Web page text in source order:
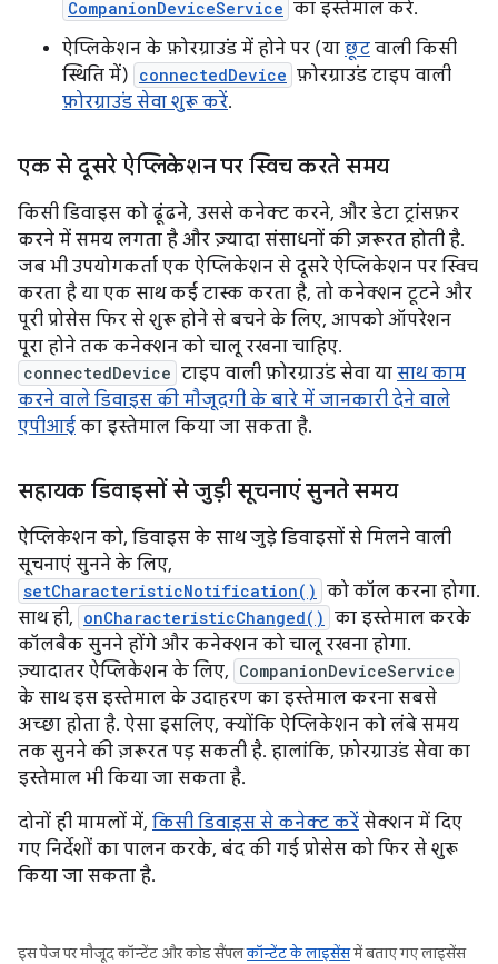
CompanionDeviceService का इस्तेमाल करें.
ऐप्लिकेशन के फ़ोरग्राउंड में होने पर (या छूट वाली किसी
स्थिति में) connectedDevice फ़ोरग्राउंड टाइप वाली
फ़ोरग्राउंड सेवा शुरू करें.
एक से दूसरे ऐप्लिकेशन पर स्विच करते समय
किसी डिवाइस को ढूंढने, उससे कनेक्ट करने, और डेटा ट्रांसफ़र
करने में समय लगता है और ज़्यादा संसाधनों की ज़रूरत होती है.
जब भी उपयोगकर्ता एक ऐप्लिकेशन से दूसरे ऐप्लिकेशन पर स्विच
करता है या एक साथ कई टास्क करता है, तो कनेक्शन टूटने और
पूरी प्रोसेस फिर से शुरू होने से बचने के लिए, आपको ऑपरेशन
पूरा होने तक कनेक्शन को चालू रखना चाहिए.
connectedDevice टाइप वाली फ़ोरग्राउंड सेवा या साथ काम
करने वाले डिवाइस की मौजूदगी के बारे में जानकारी देने वाले
एपीआई का इस्तेमाल किया जा सकता है.
सहायक डिवाइसों से जुड़ी सूचनाएं सुनते समय
ऐप्लिकेशन को, डिवाइस के साथ जुड़े डिवाइसों से मिलने वाली
सूचनाएं सुनने के लिए,
setCharacteristicNotification() को कॉल करना होगा.
साथ ही, onCharacteristicChanged() का इस्तेमाल करके
कॉलबैक सुनने होंगे और कनेक्शन को चालू रखना होगा.
ज़्यादातर ऐप्लिकेशन के लिए, CompanionDeviceService
के साथ इस इस्तेमाल के उदाहरण का इस्तेमाल करना सबसे
अच्छा होता है. ऐसा इसलिए, क्योंकि ऐप्लिकेशन को लंबे समय
तक सुनने की ज़रूरत पड़ सकती है. हालांकि, फ़ोरग्राउंड सेवा का
इस्तेमाल भी किया जा सकता है.
दोनों ही मामलों में, किसी डिवाइस से कनेक्ट करें सेक्शन में दिए
गए निर्देशों का पालन करके, बंद की गई प्रोसेस को फिर से शुरू
किया जा सकता है.
इस पेज पर मौजूद कॉन्टेंट और कोड सैंपलकॉन्टेंट के लाइसेंसमें बताए गए लाइसेंस